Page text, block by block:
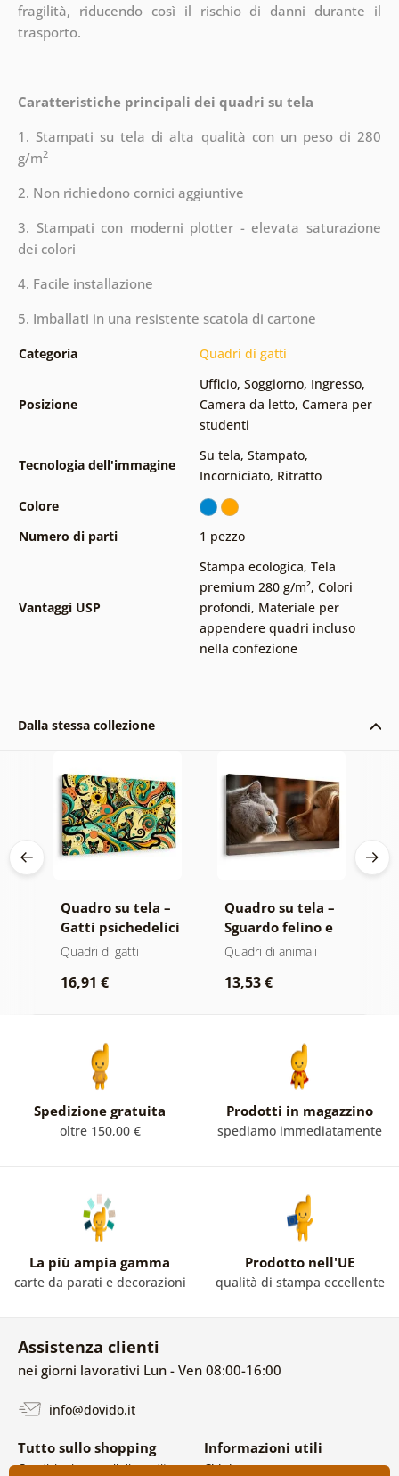
fragilità, riducendo così il rischio di danni durante il
trasporto.
Caratteristiche principali dei quadri su tela
1. Stampati su tela di alta qualità con un peso di 280
g/m2
2. Non richiedono cornici aggiuntive
3. Stampati con moderni plotter - elevata saturazione
dei colori
4. Facile installazione
5. Imballati in una resistente scatola di cartone
Categoria Quadri di gatti
Posizione
Ufficio, Soggiorno, Ingresso,
Camera da letto, Camera per
studenti
Tecnologia dell'immagine
Su tela, Stampato,
Incorniciato, Ritratto
Colore
Numero di parti
1 pezzo
Vantaggi USP
Stampa ecologica, Tela
premium 280 g/m², Colori
profondi, Materiale per
appendere quadri incluso
nella confezione
Dalla stessa collezione
Quadro su tela –
Gatti psichedelici
Quadri di gatti
16,91 €
Quadro su tela –
Sguardo felino e
amicizia canina
Quadri di animali
13,53 €
Spedizione gratuita
oltre 150,00 €
Prodotti in magazzino
spediamo immediatamente
La più ampia gamma
carte da parati e decorazioni
Prodotto nell'UE
qualità di stampa eccellente
Assistenza clienti
nei giorni lavorativi Lun - Ven 08:00-16:00
info@dovido.it
Tutto sullo shopping
Condizioni generali di vendita e
Informazioni utili
Chi siamo